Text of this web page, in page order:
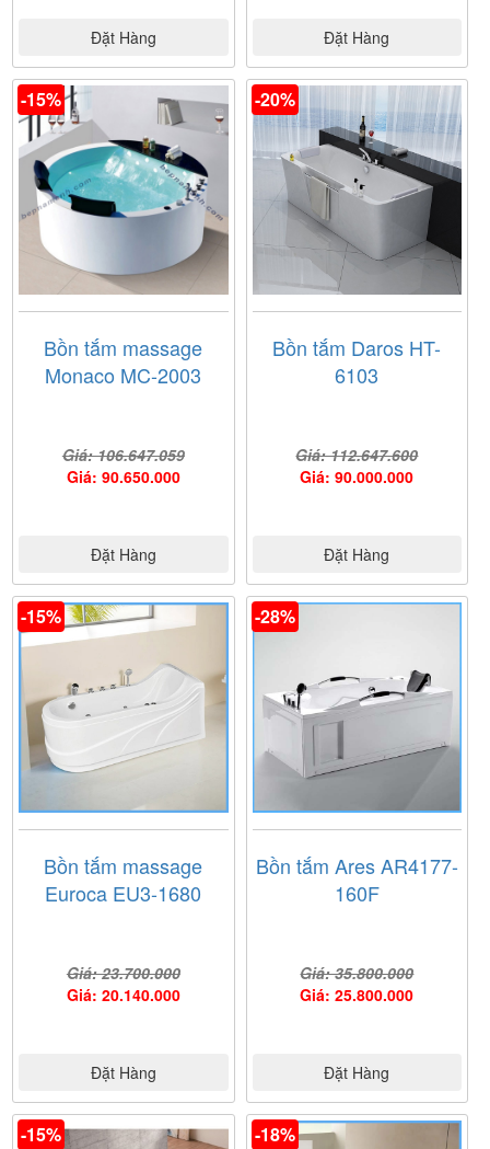
Đặt Hàng Đặt Hàng
-15%
Bồn tắm massage
Monaco MC-2003
Giá: 106.647.059
Giá: 90.650.000
Đặt Hàng
-20%
Bồn tắm Daros HT-
6103
Giá: 112.647.600
Giá: 90.000.000
Đặt Hàng
-15%
Bồn tắm massage
Euroca EU3-1680
Giá: 23.700.000
Giá: 20.140.000
Đặt Hàng
-28%
Bồn tắm Ares AR4177-
160F
Giá: 35.800.000
Giá: 25.800.000
Đặt Hàng
-15% -18%